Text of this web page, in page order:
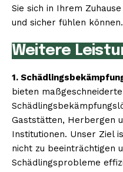
Sie sich in Ihrem
und sicher fühlen können.
Weitere
1.
bieten maßgeschneiderte
Gaststätten, Herbergen
Institutionen. Unser Ziel
nicht zu beeinträchtigen
Schädlingsprobleme